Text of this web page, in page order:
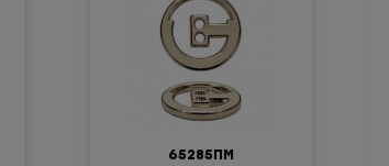
65285ПМ